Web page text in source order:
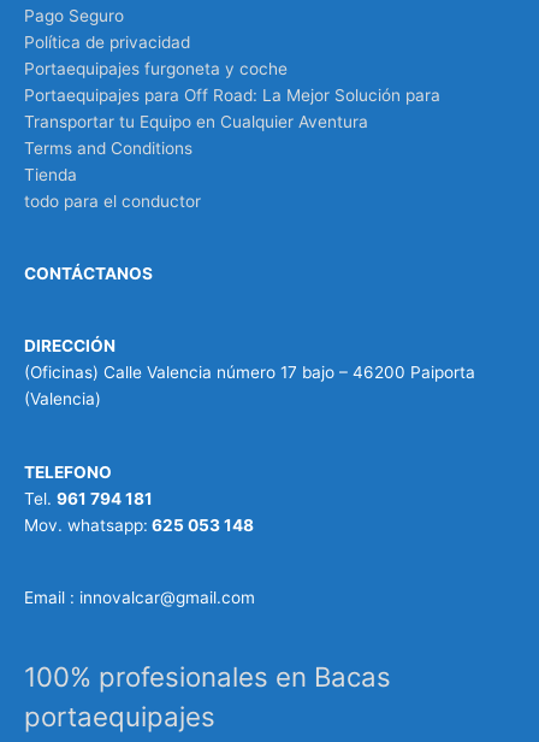
Pago Seguro
Política de privacidad
Portaequipajes furgoneta y coche
Portaequipajes para Off Road: La Mejor Solución para
Transportar tu Equipo en Cualquier Aventura
Terms and Conditions
Tienda
todo para el conductor
CONTÁCTANOS
DIRECCIÓN
(Oficinas) Calle Valencia número 17 bajo – 46200 Paiporta
(Valencia)
TELEFONO
Tel. 961 794 181
Mov. whatsapp: 625 053 148
Email : innovalcar@gmail.com
100% profesionales en Bacas
portaequipajes